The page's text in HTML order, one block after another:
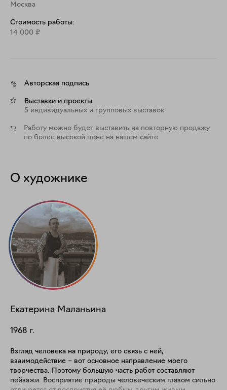
Москва
Стоимость работы:
14 000 ₽
Авторская подпись
Выставки и проекты
5 индивидуальных и групповых выставок
Работу можно будет выставить на повторную продажу
по более высокой цене на нашем сайте
О художнике
Екатерина Маланьина
1968 г.
Взгляд человека на природу, его связь с ней,
взаимодействие – вот основное направление моего
творчества. Поэтому большую часть работ составляют
пейзажи. Восприятие природы человеческим глазом сильно